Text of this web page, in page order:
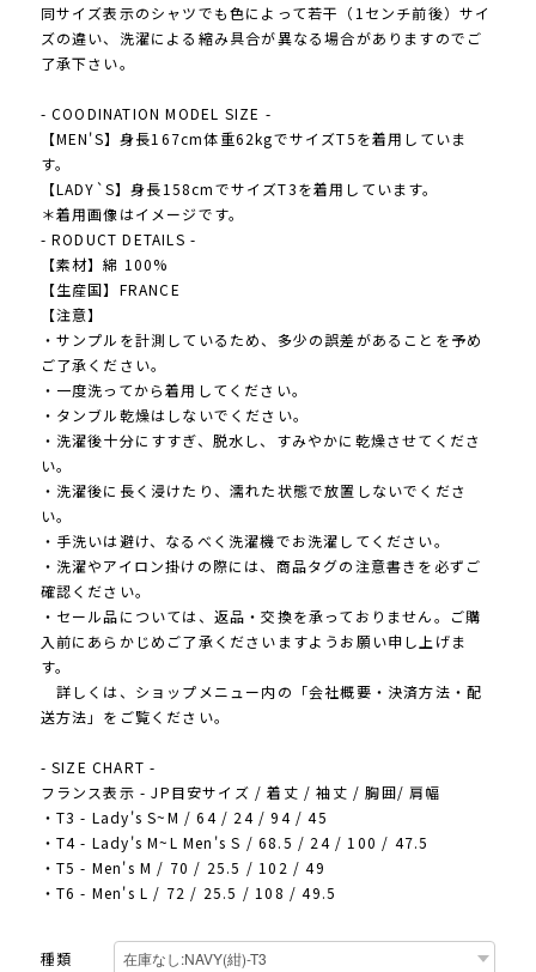
同サイズ表示のシャツでも色によって若干（1センチ前後）サイ
ズの違い、洗濯による縮み具合が異なる場合がありますのでご
了承下さい。
- COODINATION MODEL SIZE -
【MEN'S】身長167cm体重62kgでサイズT5を着用していま
す。
【LADY`S】身長158cmでサイズT3を着用しています。
＊着用画像はイメージです。
- RODUCT DETAILS -
【素材】綿 100%
【生産国】FRANCE
【注意】
・サンプルを計測しているため、多少の誤差があることを予め
ご了承ください。
・一度洗ってから着用してください。
・タンブル乾燥はしないでください。
・洗濯後十分にすすぎ、脱水し、すみやかに乾燥させてくださ
い。
・洗濯後に長く浸けたり、濡れた状態で放置しないでくださ
い。
・手洗いは避け、なるべく洗濯機でお洗濯してください。
・洗濯やアイロン掛けの際には、商品タグの注意書きを必ずご
確認ください。
・セール品については、返品・交換を承っておりません。ご購
入前にあらかじめご了承くださいますようお願い申し上げま
す。
詳しくは、ショップメニュー内の「会社概要・決済方法・配
送方法」をご覧ください。
- SIZE CHART -
フランス表示 - JP目安サイズ / 着丈 / 袖丈 / 胸囲/ 肩幅
・T3 - Lady's S~M / 64 / 24 / 94 / 45
・T4 - Lady's M~L Men's S / 68.5 / 24 / 100 / 47.5
・T5 - Men's M / 70 / 25.5 / 102 / 49
・T6 - Men's L / 72 / 25.5 / 108 / 49.5
種類